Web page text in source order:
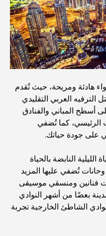
على الإطلاق
شامل للانتقال
بالأداء
في دبي: دليل عائلي شامل
هادئة ومريحة، حيث تُقدم
الترفيه العربي التقليدي
أسطح المباني والفنادق
الرئيسي، كما تُضفي
على جودة حياتك.
النابضة بالحياة
تُضفي عليها المزيد
فنانين ومنسقي موسيقى
بعضًا من أشهر النوادي
الشاطئ الخارجية تجربة